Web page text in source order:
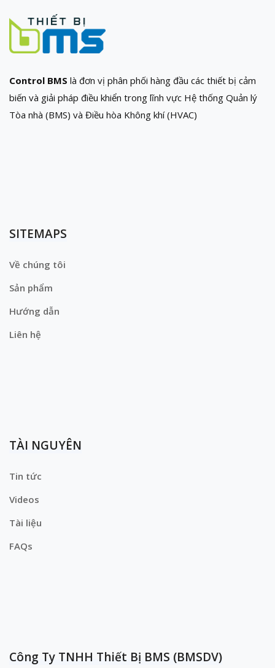
Control BMS là đơn vị phân phối hàng đầu các thiết bị cảm
biến và giải pháp điều khiển trong lĩnh vực Hệ thống Quản lý
Tòa nhà (BMS) và Điều hòa Không khí (HVAC)
SITEMAPS
Về chúng tôi
Sản phẩm
Hướng dẫn
Liên hệ
TÀI NGUYÊN
Tin tức
Videos
Tài liệu
FAQs
Công Ty TNHH Thiết Bị BMS (BMSDV)